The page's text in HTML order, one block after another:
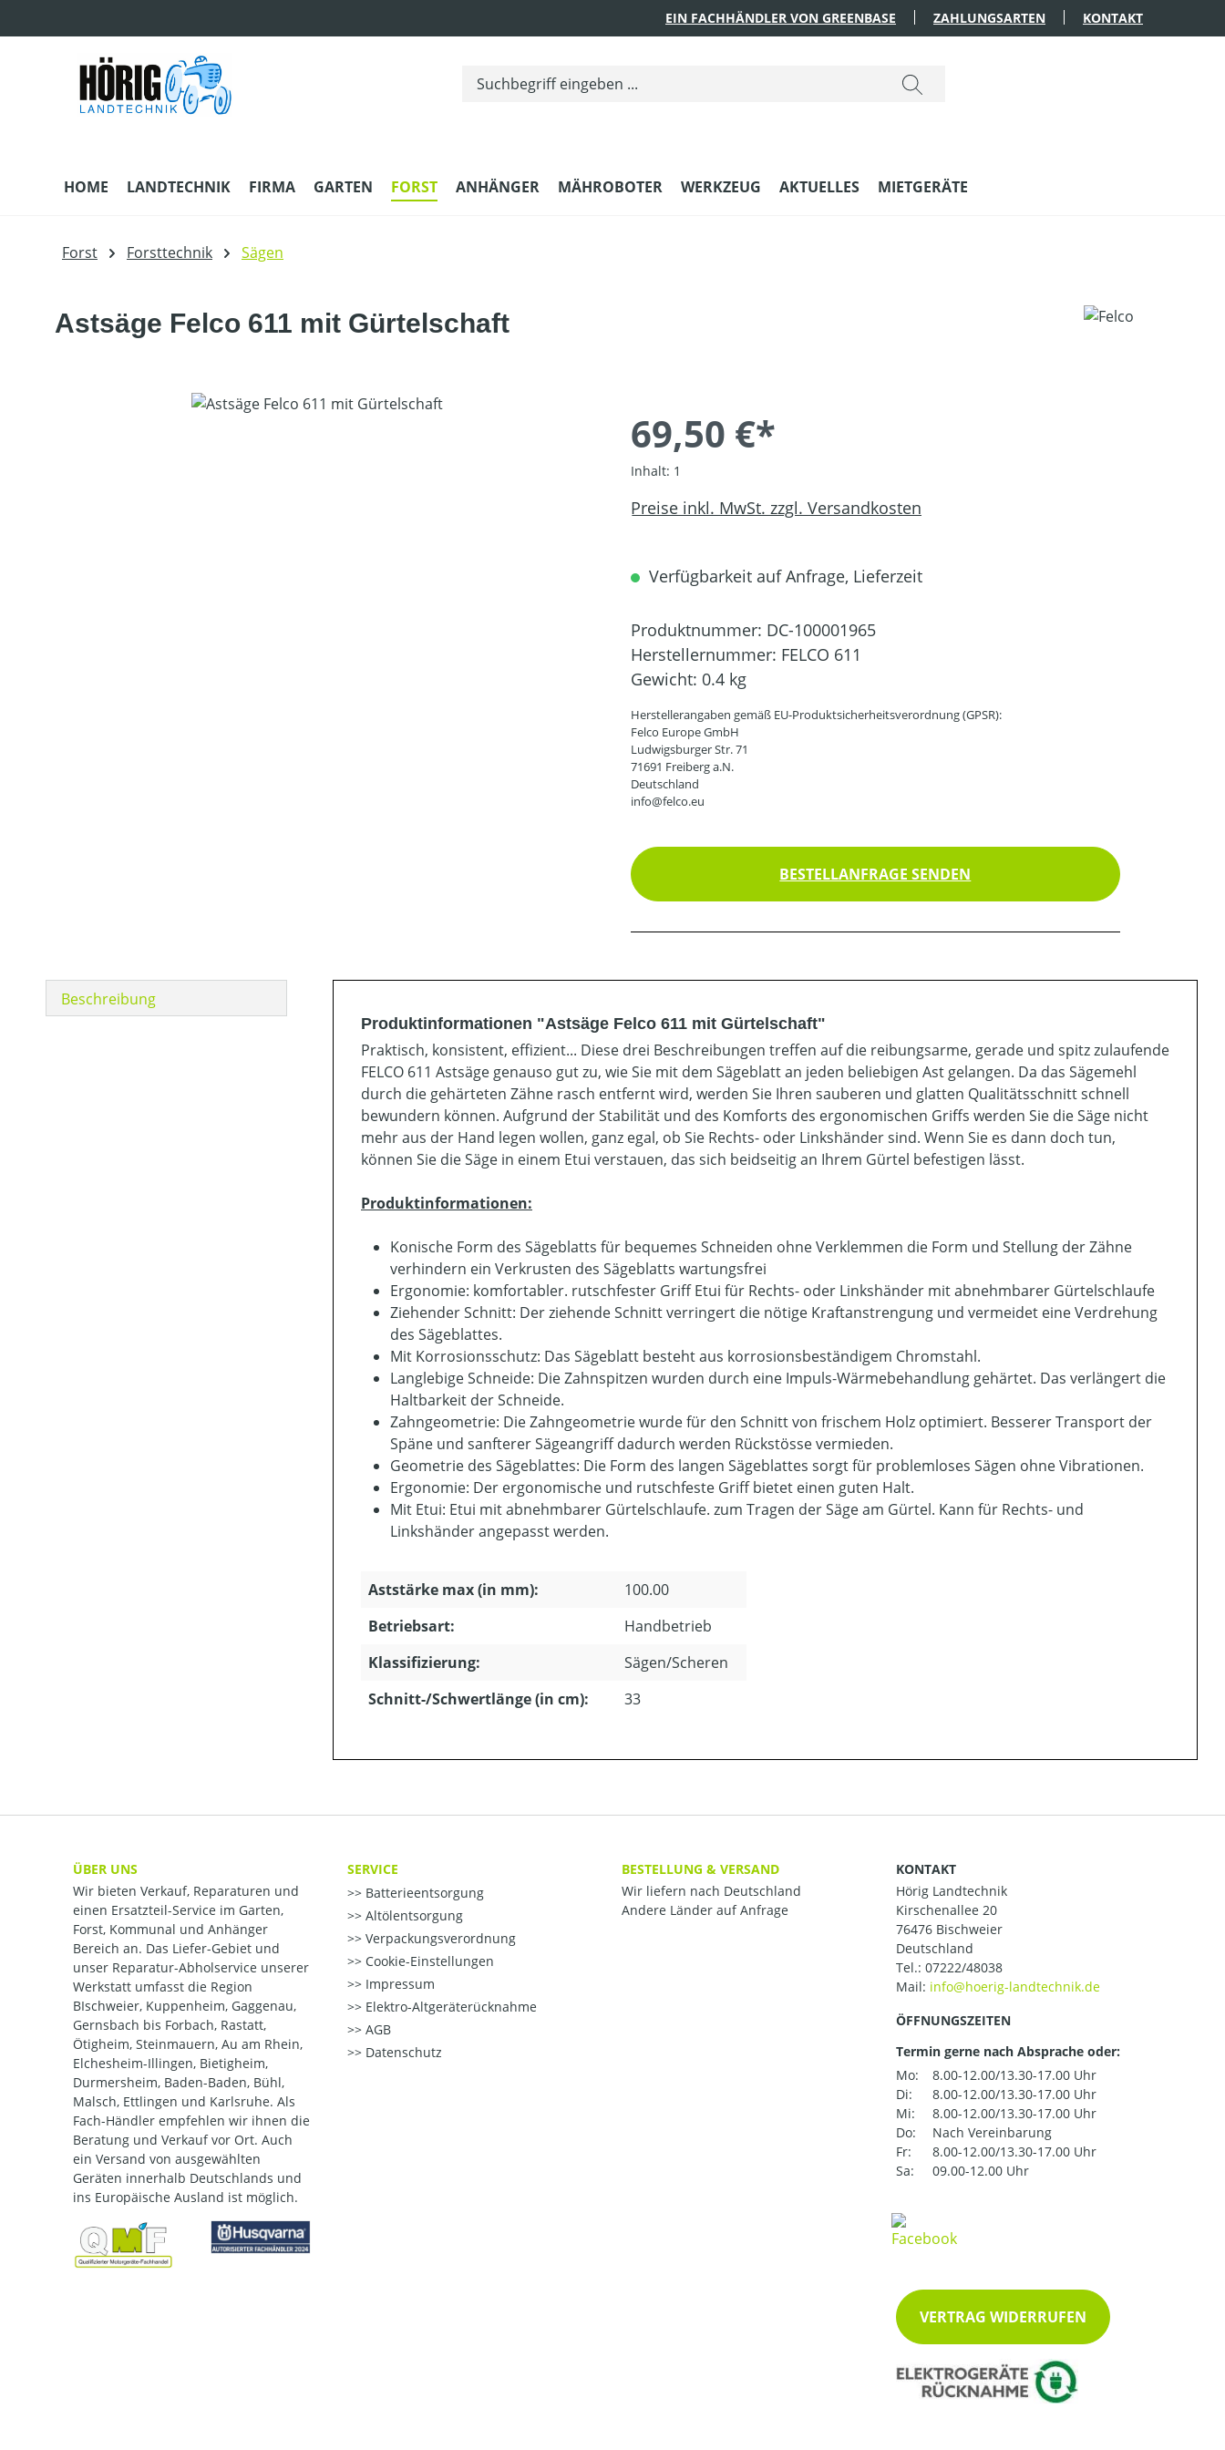
EIN FACHHÄNDLER VON GREENBASE ZAHLUNGSARTEN KONTAKT
HOME LANDTECHNIK FIRMA GARTEN FORST ANHÄNGER MÄHROBOTER WERKZEUG AKTUELLES MIETGERÄTE
Forst Forsttechnik Sägen
Astsäge Felco 611 mit Gürtelschaft
Bildergalerie überspringen
69,50 €*
Inhalt: 1
Preise inkl. MwSt. zzgl. Versandkosten
Verfügbarkeit auf Anfrage, Lieferzeit
Produktnummer: DC-100001965
Herstellernummer: FELCO 611
Gewicht: 0.4 kg
Herstellerangaben gemäß EU-Produktsicherheitsverordnung (GPSR):
Felco Europe GmbH
Ludwigsburger Str. 71
71691 Freiberg a.N.
Deutschland
info@felco.eu
BESTELLANFRAGE SENDEN
Beschreibung
Produktinformationen "Astsäge Felco 611 mit Gürtelschaft"
Praktisch, konsistent, effizient... Diese drei Beschreibungen treffen auf die reibungsarme, gerade und spitz zulaufende
FELCO 611 Astsäge genauso gut zu, wie Sie mit dem Sägeblatt an jeden beliebigen Ast gelangen. Da das Sägemehl
durch die gehärteten Zähne rasch entfernt wird, werden Sie Ihren sauberen und glatten Qualitätsschnitt schnell
bewundern können. Aufgrund der Stabilität und des Komforts des ergonomischen Griffs werden Sie die Säge nicht
mehr aus der Hand legen wollen, ganz egal, ob Sie Rechts- oder Linkshänder sind. Wenn Sie es dann doch tun,
können Sie die Säge in einem Etui verstauen, das sich beidseitig an Ihrem Gürtel befestigen lässt.
Produktinformationen:
Konische Form des Sägeblatts für bequemes Schneiden ohne Verklemmen die Form und Stellung der Zähne
verhindern ein Verkrusten des Sägeblatts wartungsfrei
Ergonomie: komfortabler. rutschfester Griff Etui für Rechts- oder Linkshänder mit abnehmbarer Gürtelschlaufe
Ziehender Schnitt: Der ziehende Schnitt verringert die nötige Kraftanstrengung und vermeidet eine Verdrehung
des Sägeblattes.
Mit Korrosionsschutz: Das Sägeblatt besteht aus korrosionsbeständigem Chromstahl.
Langlebige Schneide: Die Zahnspitzen wurden durch eine Impuls-Wärmebehandlung gehärtet. Das verlängert die
Haltbarkeit der Schneide.
Zahngeometrie: Die Zahngeometrie wurde für den Schnitt von frischem Holz optimiert. Besserer Transport der
Späne und sanfterer Sägeangriff dadurch werden Rückstösse vermieden.
Geometrie des Sägeblattes: Die Form des langen Sägeblattes sorgt für problemloses Sägen ohne Vibrationen.
Ergonomie: Der ergonomische und rutschfeste Griff bietet einen guten Halt.
Mit Etui: Etui mit abnehmbarer Gürtelschlaufe. zum Tragen der Säge am Gürtel. Kann für Rechts- und
Linkshänder angepasst werden.
Aststärke max (in mm):
100.00
Betriebsart:
Handbetrieb
Klassifizierung:
Sägen/Scheren
Schnitt-/Schwertlänge (in cm):
33
ÜBER UNS
Wir bieten Verkauf, Reparaturen und
einen Ersatzteil-Service im Garten,
Forst, Kommunal und Anhänger
Bereich an. Das Liefer-Gebiet und
unser Reparatur-Abholservice unserer
Werkstatt umfasst die Region
BIschweier, Kuppenheim, Gaggenau,
Gernsbach bis Forbach, Rastatt,
Ötigheim, Steinmauern, Au am Rhein,
Elchesheim-Illingen, Bietigheim,
Durmersheim, Baden-Baden, Bühl,
Malsch, Ettlingen und Karlsruhe. Als
Fach-Händler empfehlen wir ihnen die
Beratung und Verkauf vor Ort. Auch
ein Versand von ausgewählten
Geräten innerhalb Deutschlands und
ins Europäische Ausland ist möglich.
SERVICE
Batterieentsorgung
Altölentsorgung
Verpackungsverordnung
Cookie-Einstellungen
Impressum
Elektro-Altgeräterücknahme
AGB
Datenschutz
BESTELLUNG & VERSAND
Wir liefern nach Deutschland
Andere Länder auf Anfrage
KONTAKT
Hörig Landtechnik
Kirschenallee 20
76476 Bischweier
Deutschland
Tel.: 07222/48038
Mail:
ÖFFNUNGSZEITEN
Termin gerne nach Absprache oder:
Mo:
8.00-12.00/13.30-17.00 Uhr
Di:
8.00-12.00/13.30-17.00 Uhr
Mi:
8.00-12.00/13.30-17.00 Uhr
Do:
Nach Vereinbarung
Fr:
8.00-12.00/13.30-17.00 Uhr
Sa:
09.00-12.00 Uhr
VERTRAG WIDERRUFEN